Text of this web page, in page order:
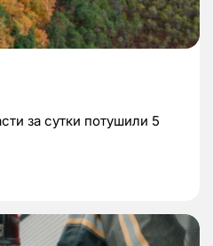
за сутки потушили 5